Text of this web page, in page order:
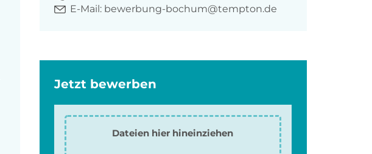
E-Mail: bewerbung-bochum@tempton.de
Jetzt bewerben
Dateien hier hineinziehen